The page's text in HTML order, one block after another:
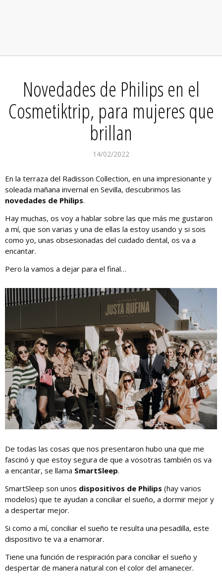
Novedades de Philips en el
Cosmetiktrip, para mujeres que
brillan
14/02/2022
En la terraza del Radisson Collection, en una impresionante y
soleada mañana invernal en Sevilla, descubrimos las
novedades de Philips.
Hay muchas, os voy a hablar sobre las que más me gustaron
a mí, que son varias y una de ellas la estoy usando y si sois
como yo, unas obsesionadas del cuidado dental, os va a
encantar.
Pero la vamos a dejar para el final…
De todas las cosas que nos presentaron hubo una que me
fascinó y que estoy segura de que a vosotras también os va
a encantar, se llama SmartSleep.
SmartSleep son unos dispositivos de Philips (hay varios
modelos) que te ayudan a conciliar el sueño, a dormir mejor y
a despertar mejor.
Si como a mí, conciliar el sueño te resulta una pesadilla, este
dispositivo te va a enamorar.
Tiene una función de respiración para conciliar el sueño y
despertar de manera natural con el color del amanecer.